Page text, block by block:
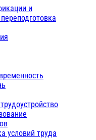
и
условий труда